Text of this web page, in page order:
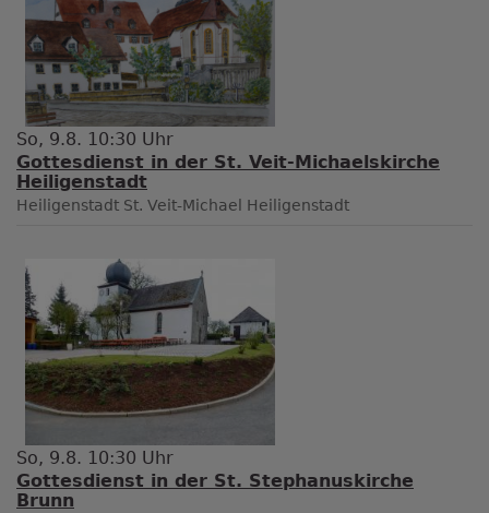
So, 9.8. 10:30 Uhr
Gottesdienst in der St. Veit-Michaelskirche
Heiligenstadt
Heiligenstadt St. Veit-Michael Heiligenstadt
So, 9.8. 10:30 Uhr
Gottesdienst in der St. Stephanuskirche
Brunn